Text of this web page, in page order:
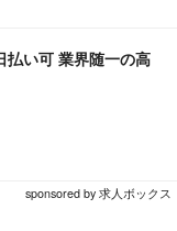
払い可 業界随一の高
sponsored by 求人ボックス